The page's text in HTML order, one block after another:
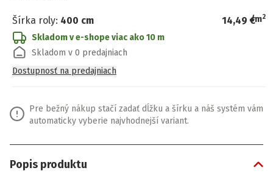
Šírka roly: 400 cm 14,49 €
/m2
Skladom v e-shopeviac ako 10 m
Skladom v 0 predajniach
Dostupnosť na predajniach
Pre bežný nákup stačí zadať dĺžku a šírku a náš systém vám
automaticky vyberie najvhodnejší variant.
Popis produktu